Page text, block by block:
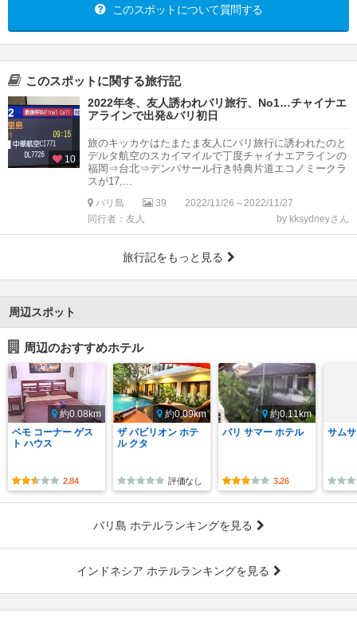
このスポットについて質問する
このスポットに関する旅行記
10
2022年冬、友人誘われバリ旅行、No1…チャイナエ
アラインで出発&バリ初日
旅のキッカケはたまたま友人にバリ旅行に誘われたのと
デルタ航空のスカイマイルで丁度チャイナエアラインの
福岡⇒台北⇒デンパサール行き特典片道エコノミークラ
スが17,...
バリ島 39
2022/11/26～2022/11/27
同行者：友人
by kksydneyさん
旅行記をもっと見る
周辺スポット
周辺のおすすめホテル
約0.08km
ベモ コーナー ゲス
ト ハウス
2.84
約0.09km
ザ パビリオン ホテ
ル クタ
評価なし
約0.11km
バリ サマー ホテル
3.26
サム
バリ島 ホテルランキングを見る
インドネシア ホテルランキングを見る